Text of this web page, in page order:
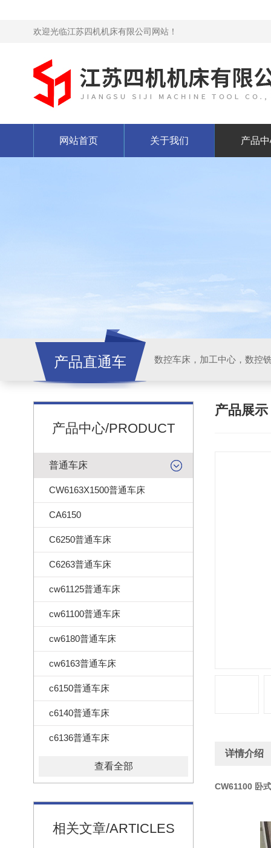
欢迎光临江苏四机机床有限公司网站！
网站首页 关于我们 产品
产品直通车
产品中心/PRODUCT
普通车床
CW6163X1500普通车床
CA6150
C6250普通车床
C6263普通车床
cw61125普通车床
cw61100普通车床
cw6180普通车床
cw6163普通车床
c6150普通车床
c6140普通车床
c6136普通车床
查看全部
相关文章/ARTICLES
产品展示
详情介绍
CW61100 卧